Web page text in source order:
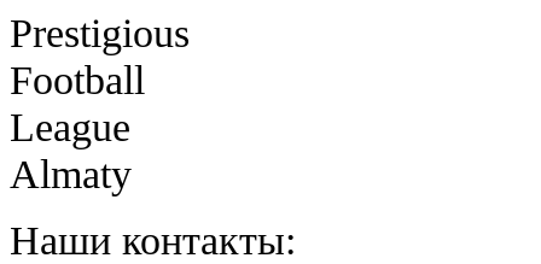
Prestigious
Football
League
Almaty
Наши контакты: